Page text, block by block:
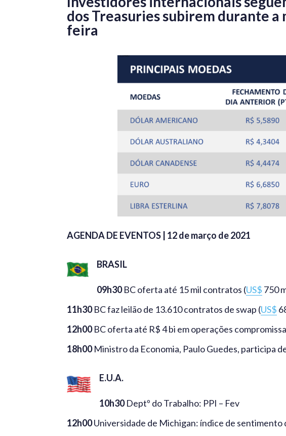
dos Treasuries subirem durante a
feira
AGENDA DE EVENTOS | 12 de março de 2021
BRASIL
09h30BC oferta até 15 mil contratos (US$ 750
11h30BC faz leilão de 13.610 contratos de swap (US$
12h00BC oferta até R$ 4 bi em operações
18h00Ministro da Economia, Paulo Guedes, participa
E.U.A.
10h30Deptº do Trabalho: PPI – Fev
12h00Universidade de Michigan: índice de sentimento